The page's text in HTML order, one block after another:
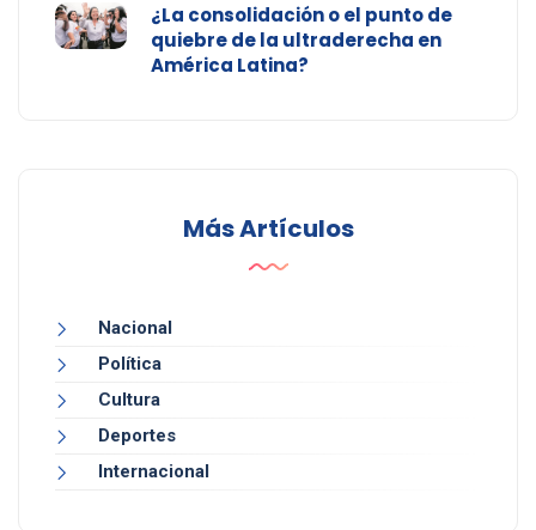
¿La consolidación o el punto de
quiebre de la ultraderecha en
América Latina?
Más Artículos
Nacional
Política
Cultura
Deportes
Internacional